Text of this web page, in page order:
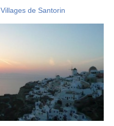
Villages de Santorin